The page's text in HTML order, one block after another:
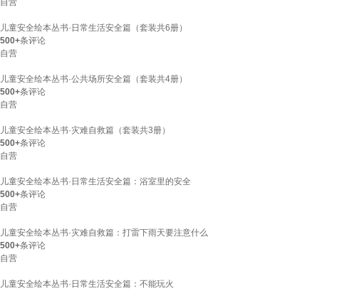
自营
儿童安全绘本丛书·日常生活安全篇（套装共6册）
500+条评论
自营
儿童安全绘本丛书·公共场所安全篇（套装共4册）
500+条评论
自营
儿童安全绘本丛书·灾难自救篇（套装共3册）
500+条评论
自营
儿童安全绘本丛书·日常生活安全篇：浴室里的安全
500+条评论
自营
儿童安全绘本丛书·灾难自救篇：打雷下雨天要注意什么
500+条评论
自营
儿童安全绘本丛书·日常生活安全篇：不能玩火